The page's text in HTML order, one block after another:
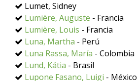
Lumet, Sidney
Lumière, Auguste - Francia
Lumière, Louis - Francia
Luna, Martha - Perú
Luna Rassa, María - Colombia
Lund, Kátia - Brasil
Lupone Fasano, Luigi - México